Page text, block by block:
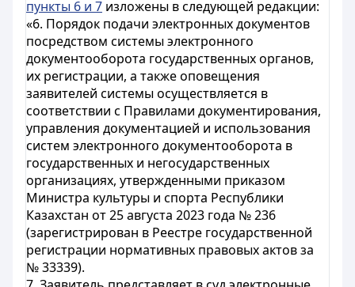
пункты 6 и 7 изложены в следующей редакции:
«6. Порядок подачи электронных документов
посредством системы электронного
документооборота государственных органов,
их регистрации, а также оповещения
заявителей системы осуществляется в
соответствии с Правилами документирования,
управления документацией и использования
систем электронного документооборота в
государственных и негосударственных
организациях, утвержденными приказом
Министра культуры и спорта Республики
Казахстан от 25 августа 2023 года № 236
(зарегистрирован в Реестре государственной
регистрации нормативных правовых актов за
№ 33339).